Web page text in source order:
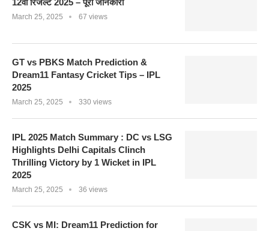
March 25, 2025 67 views
GT vs PBKS Match Prediction &
Dream11 Fantasy Cricket Tips – IPL
2025
March 25, 2025 330 views
IPL 2025 Match Summary : DC vs LSG
Highlights Delhi Capitals Clinch
Thrilling Victory by 1 Wicket in IPL
2025
March 25, 2025 36 views
CSK vs MI: Dream11 Prediction for